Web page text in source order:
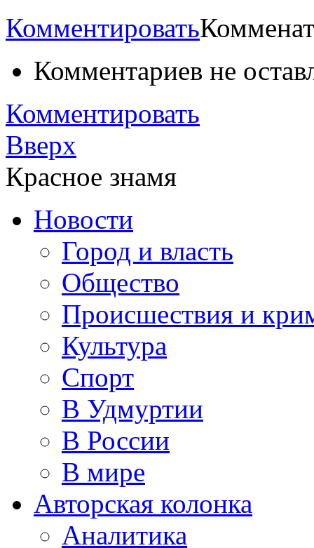
Комментировать
Комментариев не
Комментировать
Вверх
Красное знамя
Новости
Город и власть
Общество
Происшествия и
Культура
Спорт
В Удмуртии
В России
В мире
Авторская колонка
Аналитика